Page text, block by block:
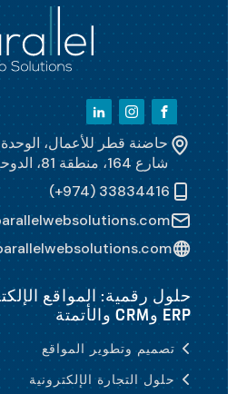
شارع 164، منطقة 81، الدوحة، قطر
(+974) 33834416
حلول رقمية: المواقع
ERP وCRM والأتمتة
تصميم وتطوير المواقع
حلول التجارة الإلكترونية